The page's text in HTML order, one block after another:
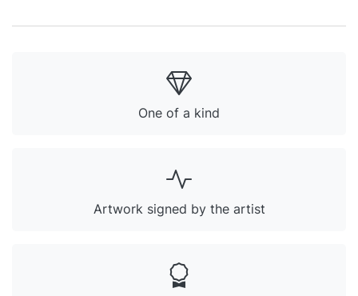
One of a kind
Artwork signed by the artist